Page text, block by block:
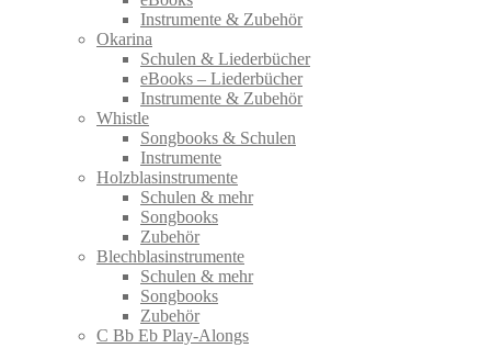
Instrumente & Zubehör
Okarina
Schulen & Liederbücher
eBooks – Liederbücher
Instrumente & Zubehör
Whistle
Songbooks & Schulen
Instrumente
Holzblasinstrumente
Schulen & mehr
Songbooks
Zubehör
Blechblasinstrumente
Schulen & mehr
Songbooks
Zubehör
C Bb Eb Play-Alongs